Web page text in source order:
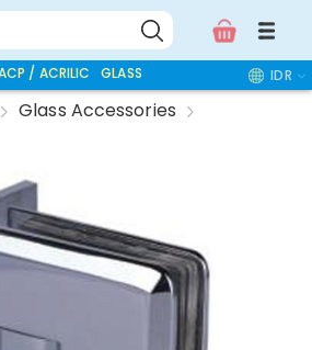
/ ACRILIC GLASS ACCESSORIES IDR
Glass Accessories